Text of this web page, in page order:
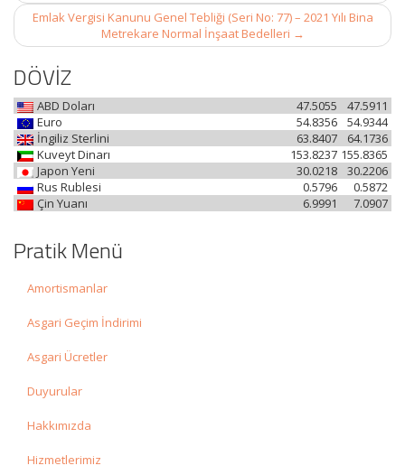
Emlak Vergisi Kanunu Genel Tebliği (Seri No: 77) – 2021 Yılı Bina
Metrekare Normal İnşaat Bedelleri →
DÖVİZ
ABD Doları 47.5911
47.5055
Euro
54.9344
54.8356
İngiliz Sterlini
64.1736
63.8407
Kuveyt Dinarı
155.8365
153.8237
Japon Yeni
30.2206
30.0218
Rus Rublesi
0.5872
0.5796
Çin Yuanı
7.0907
6.9991
Pratik Menü
Amortismanlar
Asgari Geçim İndirimi
Asgari Ücretler
Duyurular
Hakkımızda
Hizmetlerimiz